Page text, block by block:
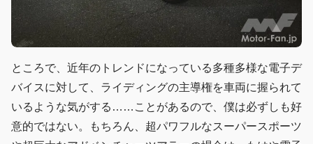
ところで、近年のトレンドになっている多種多様な電子デ
バイスに対して、ライディングの主導権を車両に握られて
いるような気がする……ことがあるので、僕は必ずしも好
意的ではない。もちろん、超パワフルなスーパースポーツ